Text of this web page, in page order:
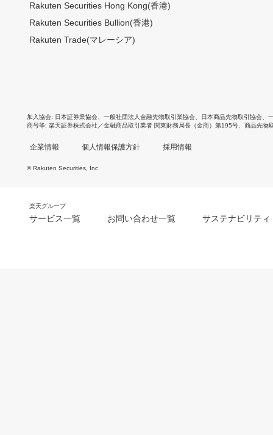
Rakuten Securities Hong Kong(香港)
Rakuten Securities Bullion(香港)
Rakuten Trade(マレーシア)
加入協会 日本証券業協会 一般社団法人金融先物取引業協会 日本商品先物取引協会
商号等 楽天証券株式会社／金融商品取引業者 関東財務局長（金商）第195号、商品先物
企業情報 個人情報保護方針 採用情報
© Rakuten Securities, Inc.
楽天グループ
サービス一覧 お問い合わせ一覧 サステナビリティ